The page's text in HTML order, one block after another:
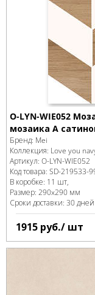
O-LYN-WIE052
мозаика A
Бренд: Mei
Коллекция: Love you
Артикул: O-LYN-WIE052
Код товара: SD-219533-
В коробке: 11 шт,
Размер: 290x290 мм
Сроки доставки: 30 дней
1915 руб./ шт